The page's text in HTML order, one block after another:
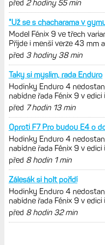
Zkušenosti
jedním
vytknout. Ale
Zaměření
trénink
v
Garmin
300 dolarů.
měsíců